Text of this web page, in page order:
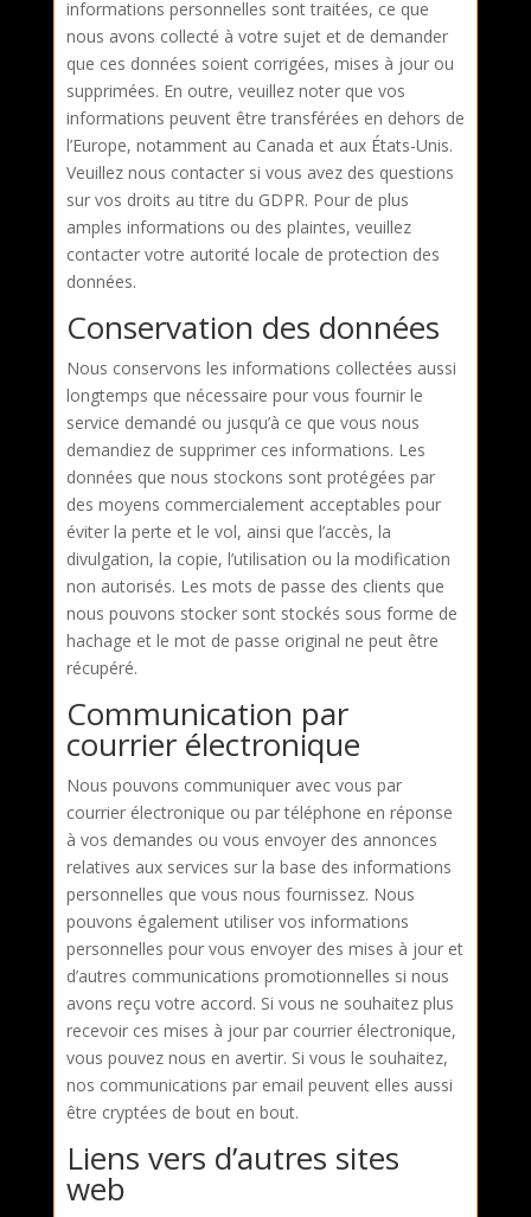
informations personnelles sont traitées, ce que
nous avons collecté à votre sujet et de demander
que ces données soient corrigées, mises à jour ou
supprimées. En outre, veuillez noter que vos
informations peuvent être transférées en dehors de
l’Europe, notamment au Canada et aux États-Unis.
Veuillez nous contacter si vous avez des questions
sur vos droits au titre du GDPR. Pour de plus
amples informations ou des plaintes, veuillez
contacter votre autorité locale de protection des
données.
Conservation des données
Nous conservons les informations collectées aussi
longtemps que nécessaire pour vous fournir le
service demandé ou jusqu’à ce que vous nous
demandiez de supprimer ces informations. Les
données que nous stockons sont protégées par
des moyens commercialement acceptables pour
éviter la perte et le vol, ainsi que l’accès, la
divulgation, la copie, l’utilisation ou la modification
non autorisés. Les mots de passe des clients que
nous pouvons stocker sont stockés sous forme de
hachage et le mot de passe original ne peut être
récupéré.
Communication par
courrier électronique
Nous pouvons communiquer avec vous par
courrier électronique ou par téléphone en réponse
à vos demandes ou vous envoyer des annonces
relatives aux services sur la base des informations
personnelles que vous nous fournissez. Nous
pouvons également utiliser vos informations
personnelles pour vous envoyer des mises à jour et
d’autres communications promotionnelles si nous
avons reçu votre accord. Si vous ne souhaitez plus
recevoir ces mises à jour par courrier électronique,
vous pouvez nous en avertir. Si vous le souhaitez,
nos communications par email peuvent elles aussi
être cryptées de bout en bout.
Liens vers d’autres sites
web